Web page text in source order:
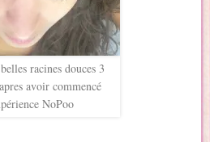
racines douces 3
avoir commencé
NoPoo